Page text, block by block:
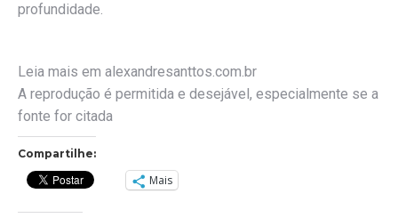
profundidade.
Leia mais em alexandresanttos.com.br
A reprodução é permitida e desejável, especialmente se a
fonte for citada
Compartilhe:
Mais